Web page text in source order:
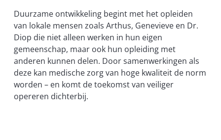
Duurzame ontwikkeling begint met het opleiden
van lokale mensen zoals Arthus, Genevieve en Dr.
Diop die niet alleen werken in hun eigen
gemeenschap, maar ook hun opleiding met
anderen kunnen delen. Door samenwerkingen als
deze kan medische zorg van hoge kwaliteit de norm
worden – en komt de toekomst van veiliger
opereren dichterbij.